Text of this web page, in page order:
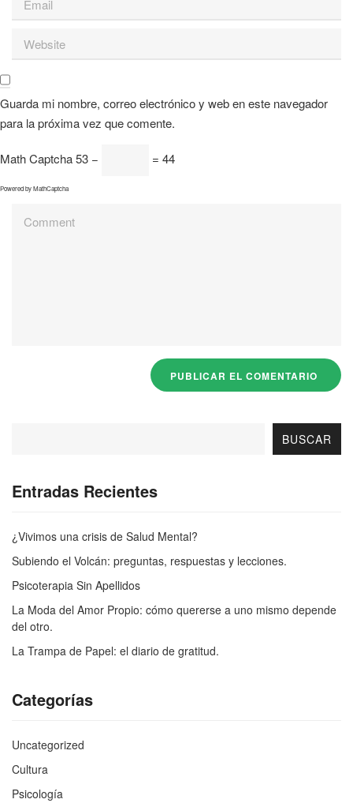
Guarda mi nombre, correo electrónico y web en este navegador
para la próxima vez que comente.
Math Captcha53 − = 44
Powered byMathCaptcha
BUSCAR
Entradas Recientes
¿Vivimos una crisis de Salud Mental?
Subiendo el Volcán: preguntas, respuestas y lecciones.
Psicoterapia Sin Apellidos
La Moda del Amor Propio: cómo quererse a uno mismo depende
del otro.
La Trampa de Papel: el diario de gratitud.
Categorías
Uncategorized
Cultura
Psicología